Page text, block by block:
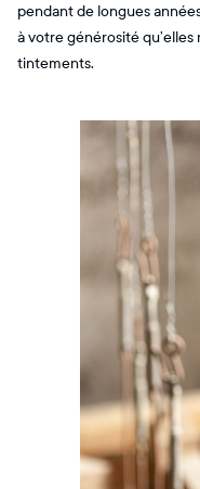
pendant de longues
à votre générosité qu’elles
tintements.